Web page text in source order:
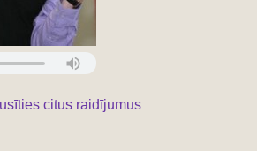
citus raidījumus